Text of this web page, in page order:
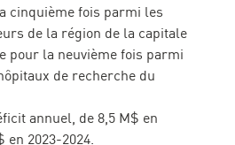
cinquième fois parmi les
de la région de la capitale
pour la neuvième fois parmi
de recherche du
annuel, de 8,5 M$ en
en 2023-2024.